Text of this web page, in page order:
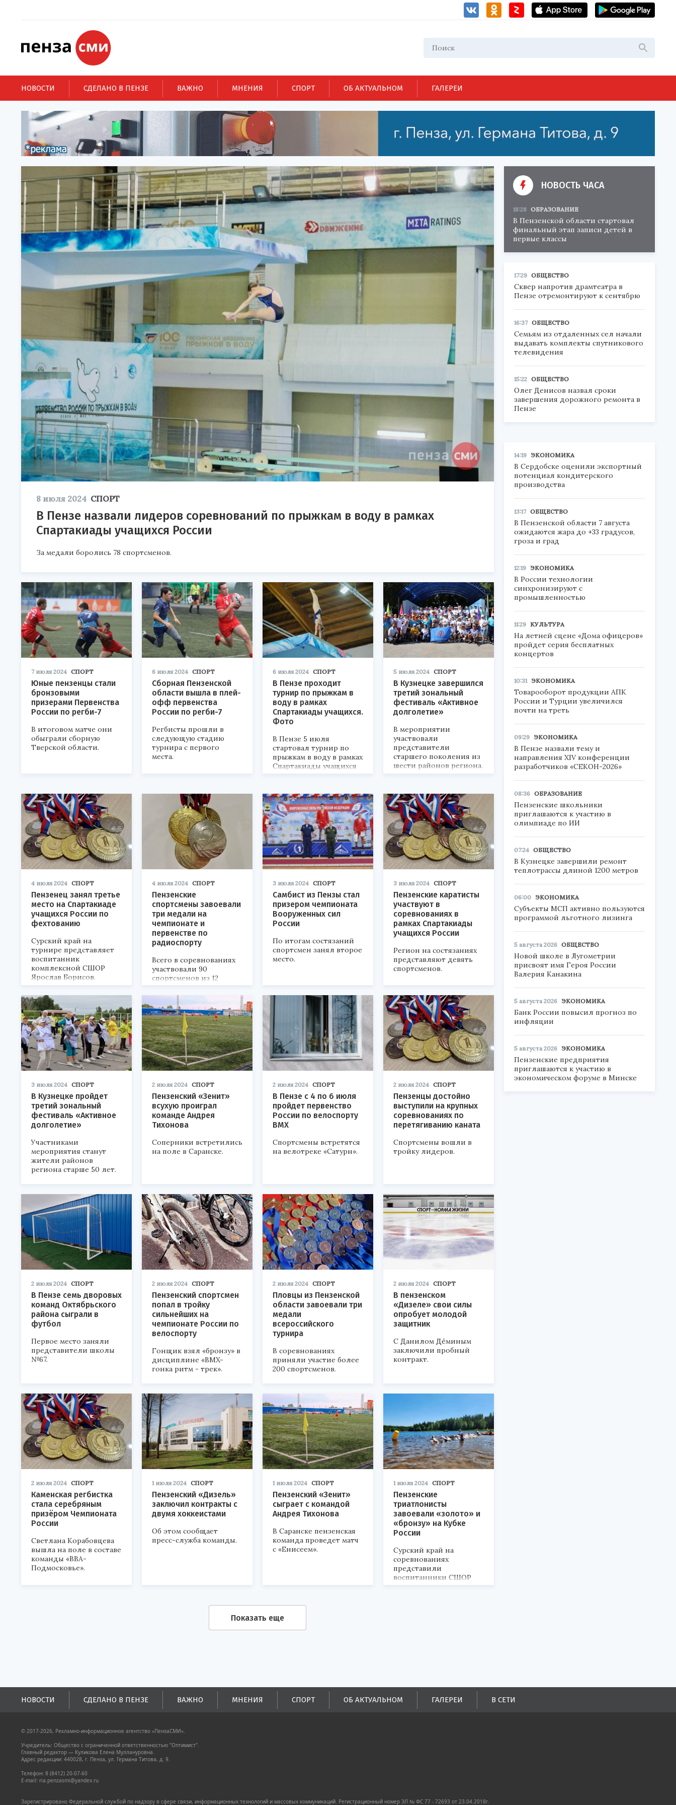
НОВОСТИ СДЕЛАНО В ПЕНЗЕ ВАЖНО МНЕНИЯ СПОРТ ОБ АКТУАЛЬНОМ ГАЛЕРЕИ
8 июля 2024 СПОРТ
В Пензе назвали лидеров соревнований по прыжкам в воду в рамках
Спартакиады учащихся России
За медали боролись 78 спортсменов.
7 июля 2024 СПОРТ
Юные пензенцы стали
бронзовыми
призерами Первенства
России по регби-7
В итоговом матче они
обыграли сборную
Тверской области.
6 июля 2024 СПОРТ
Сборная Пензенской
области вышла в плей-
офф первенства
России по регби-7
Регбисты прошли в
следующую стадию
турнира с первого
места.
6 июля 2024 СПОРТ
В Пензе проходит
турнир по прыжкам в
воду в рамках
Спартакиады учащихся.
Фото
В Пензе 5 июля
стартовал турнир по
прыжкам в воду в рамках
Спартакиады учащихся
России. За медали
из 13 регионов России.
Пензенскую область
представляют восемь
человек. В первый день
турнира наш спортсмен
стал третьим в прыжках
с трехметрового
трамплина.
5 июля 2024 СПОРТ
В Кузнецке завершился
третий зональный
фестиваль «Активное
долголетие»
В мероприятии
участвовали
представители
старшего поколения из
шести районов региона.
4 июля 2024 СПОРТ
Пензенец занял третье
место на Спартакиаде
учащихся России по
фехтованию
Сурский край на
турнире представляет
воспитанник
комплексной СШОР
Ярослав Борисов.
4 июля 2024 СПОРТ
Пензенские
спортсмены завоевали
три медали на
чемпионате и
первенстве по
радиоспорту
Всего в соревнованиях
участвовали 90
спортсменов из 12
субъектов РФ.
3 июля 2024 СПОРТ
Самбист из Пензы стал
призером чемпионата
Вооруженных сил
России
По итогам состязаний
спортсмен занял второе
место.
3 июля 2024 СПОРТ
Пензенские каратисты
участвуют в
соревнованиях в
рамках Спартакиады
учащихся России
Регион на состязаниях
представляют девять
спортсменов.
3 июля 2024 СПОРТ
В Кузнецке пройдет
третий зональный
фестиваль «Активное
долголетие»
Участниками
мероприятия станут
жители районов
региона старше 50 лет.
2 июля 2024 СПОРТ
Пензенский «Зенит»
всухую проиграл
команде Андрея
Тихонова
Соперники встретились
на поле в Саранске.
2 июля 2024 СПОРТ
В Пензе с 4 по 6 июля
пройдет первенство
России по велоспорту
ВМХ
Спортсмены встретятся
на велотреке «Сатурн».
2 июля 2024 СПОРТ
Пензенцы достойно
выступили на крупных
соревнованиях по
перетягиванию каната
Спортсмены вошли в
тройку лидеров.
2 июля 2024 СПОРТ
В Пензе семь дворовых
команд Октябрьского
района сыграли в
футбол
Первое место заняли
представители школы
№67.
2 июля 2024 СПОРТ
Пензенский спортсмен
попал в тройку
сильнейших на
чемпионате России по
велоспорту
Гонщик взял «бронзу» в
дисциплине «BMX-
гонка ритм - трек».
2 июля 2024 СПОРТ
Пловцы из Пензенской
области завоевали три
медали
всероссийского
турнира
В соревнованиях
приняли участие более
200 спортсменов.
2 июля 2024 СПОРТ
В пензенском
«Дизеле» свои силы
опробует молодой
защитник
С Данилом Дёминым
заключили пробный
контракт.
2 июля 2024 СПОРТ
Каменская регбистка
стала серебряным
призёром Чемпионата
России
Светлана Корабовцева
вышла на поле в составе
команды «ВВА-
Подмосковье».
1 июля 2024 СПОРТ
Пензенский «Дизель»
заключил контракты с
двумя хоккеистами
Об этом сообщает
пресс-служба команды.
1 июля 2024 СПОРТ
Пензенский «Зенит»
сыграет с командой
Андрея Тихонова
В Саранске пензенская
команда проведет матч
с «Енисеем».
1 июля 2024 СПОРТ
Пензенские
триатлонисты
завоевали «золото» и
«бронзу» на Кубке
России
Сурский край на
соревнованиях
представили
воспитанники СШОР
водных видов спорта.
Показать еще
НОВОСТЬ ЧАСА
18:28 ОБРАЗОВАНИЕ
В Пензенской области стартовал
финальный этап записи детей в
первые классы
17:29 ОБЩЕСТВО
Сквер напротив драмтеатра в
Пензе отремонтируют к сентябрю
16:37 ОБЩЕСТВО
Семьям из отдаленных сел начали
выдавать комплекты спутникового
телевидения
15:22 ОБЩЕСТВО
Олег Денисов назвал сроки
завершения дорожного ремонта в
Пензе
14:19 ЭКОНОМИКА
В Сердобске оценили экспортный
потенциал кондитерского
производства
13:17 ОБЩЕСТВО
В Пензенской области 7 августа
ожидаются жара до +33 градусов,
гроза и град
12:19 ЭКОНОМИКА
В России технологии
синхронизируют с
промышленностью
11:29 КУЛЬТУРА
На летней сцене «Дома офицеров»
пройдет серия бесплатных
концертов
10:31 ЭКОНОМИКА
Товарооборот продукции АПК
России и Турции увеличился
почти на треть
09:29 ЭКОНОМИКА
В Пензе назвали тему и
направления XIV конференции
разработчиков «СЕКОН-2026»
08:36 ОБРАЗОВАНИЕ
Пензенские школьники
приглашаются к участию в
олимпиаде по ИИ
07:24 ОБЩЕСТВО
В Кузнецке завершили ремонт
теплотрассы длиной 1200 метров
06:00 ЭКОНОМИКА
Субъекты МСП активно пользуются
программой льготного лизинга
5 августа 2026 ОБЩЕСТВО
Новой школе в Лугометрии
присвоят имя Героя России
Валерия Канакина
5 августа 2026 ЭКОНОМИКА
Банк России повысил прогноз по
инфляции
5 августа 2026 ЭКОНОМИКА
Пензенские предприятия
приглашаются к участию в
экономическом форуме в Минске
НОВОСТИ СДЕЛАНО В ПЕНЗЕ ВАЖНО МНЕНИЯ СПОРТ ОБ АКТУАЛЬНОМ ГАЛЕРЕИ В СЕТИ
© 2017-2026, Рекламно-информационное агентство «ПензаСМИ».
Учредитель: Общество с ограниченной ответственностью "Оптимист".
Главный редактор — Куликова Елена Муллануровна.
Адрес редакции: 440028, г. Пенза, ул. Германа Титова, д. 9.
Телефон: 8 (8412) 20-07-60
E-mail: ria.penzasmi@yandex.ru
Зарегистрировано Федеральной службой по надзору в сфере связи, информационных технологий и массовых коммуникаций. Регистрационный номер ЭЛ № ФС 77 - 72693 от 23.04.2018г.